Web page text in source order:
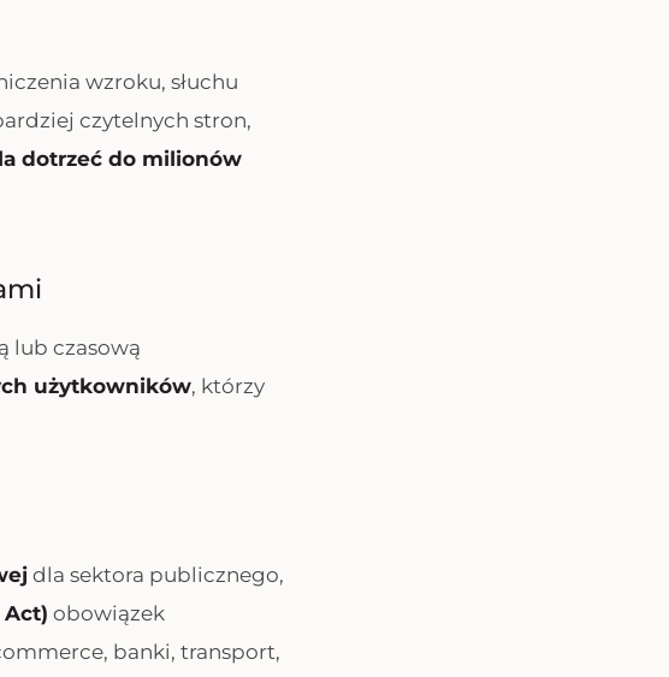
wzroku, słuchu
czytelnych stron,
dotrzeć do milionów
lub czasową
użytkowników, którzy
dla sektora publicznego,
Act) obowiązek
banki, transport,